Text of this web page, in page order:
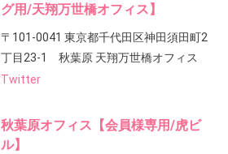
グ用/天翔万世橋オフィス】
〒101-0041 東京都千代田区神田須田町2
丁目23-1 秋葉原 天翔万世橋オフィス
Twitter
秋葉原オフィス【会員様専用/虎ビ
ル】